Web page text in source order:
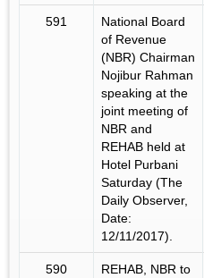
591
National Board
of Revenue
(NBR) Chairman
Nojibur Rahman
speaking at the
joint meeting of
NBR and
REHAB held at
Hotel Purbani
Saturday (The
Daily Observer,
Date:
12/11/2017).
590
REHAB, NBR to